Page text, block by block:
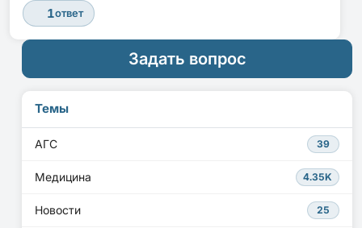
1ответ
Задать вопрос
Темы
АГС 39
Медицина 4.35K
Новости 25